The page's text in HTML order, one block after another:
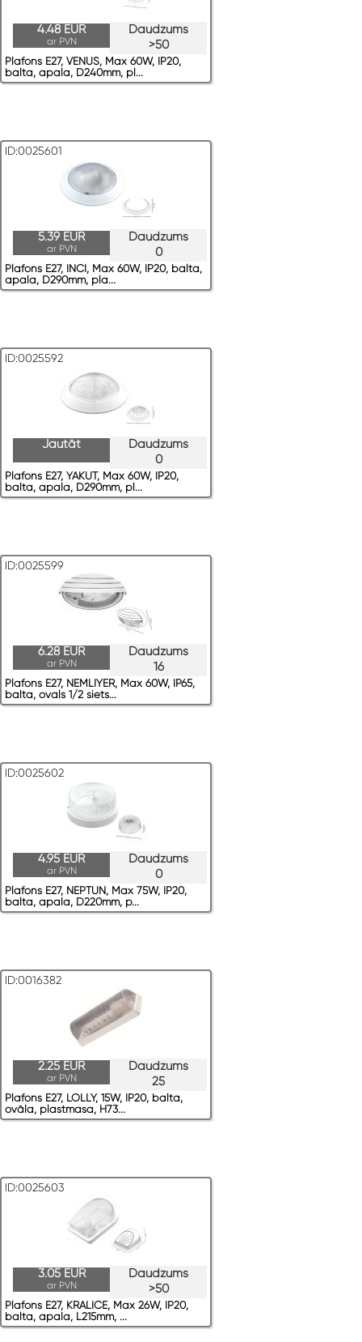
Daudzums
>50
4.48 EUR
ar PVN
Plafons E27, VENUS, Max 60W, IP20,
balta, apaļa, D240mm, pl...
ID:0025601
Daudzums
0
5.39 EUR
ar PVN
Plafons E27, INCI, Max 60W, IP20, balta,
apaļa, D290mm, pla...
ID:0025592
Daudzums
0
Jautāt
Plafons E27, YAKUT, Max 60W, IP20,
balta, apaļa, D290mm, pl...
ID:0025599
Daudzums
16
6.28 EUR
ar PVN
Plafons E27, NEMLIYER, Max 60W, IP65,
balta, ovals 1/2 siets...
ID:0025602
Daudzums
0
4.95 EUR
ar PVN
Plafons E27, NEPTUN, Max 75W, IP20,
balta, apaļa, D220mm, p...
ID:0016382
Daudzums
25
2.25 EUR
ar PVN
Plafons E27, LOLLY, 15W, IP20, balta,
ovāla, plastmasa, H73...
ID:0025603
Daudzums
>50
3.05 EUR
ar PVN
Plafons E27, KRALICE, Max 26W, IP20,
balta, apaļa, L215mm, ...